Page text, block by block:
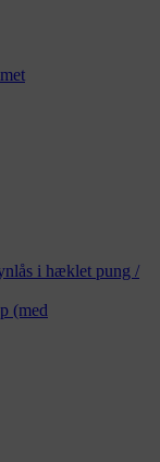
i hæklet pung /
(med